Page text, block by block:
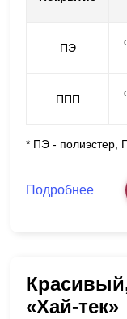
ПЭ
ППП
* ПЭ - полиэстер,
Подробнее
«Хай-тек»